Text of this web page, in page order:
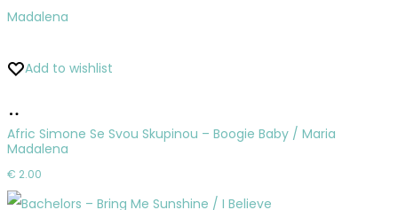
Add to wishlist
do
košíka
Afric Simone Se Svou Skupinou – Boogie Baby / Maria
Madalena
€ 2.00